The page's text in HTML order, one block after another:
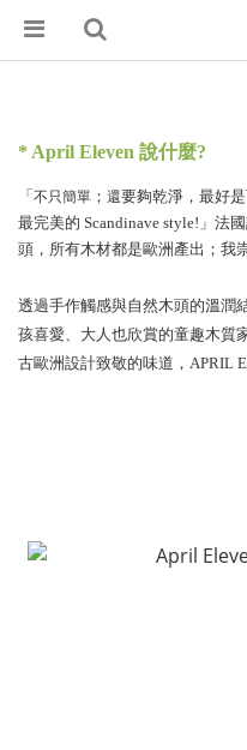
* April Eleven 說什麼?
「不只簡單 ； 還要夠乾淨，最好
最完美的 Scandinave style!」法
頭，所有木材都是歐洲產出；我
透過手作觸感與自然木頭的溫潤
孩喜愛、大人也欣賞的童趣木質
古歐洲設計致敬的味道，APRIL